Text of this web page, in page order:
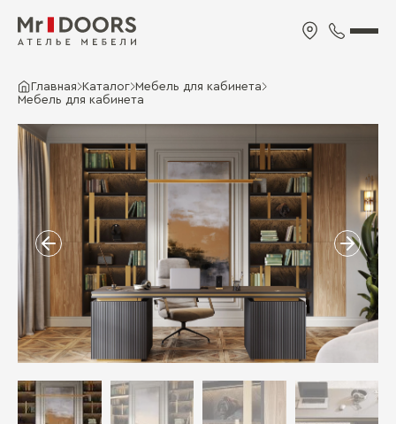
Главная Каталог Мебель для кабинета
Мебель для кабинета